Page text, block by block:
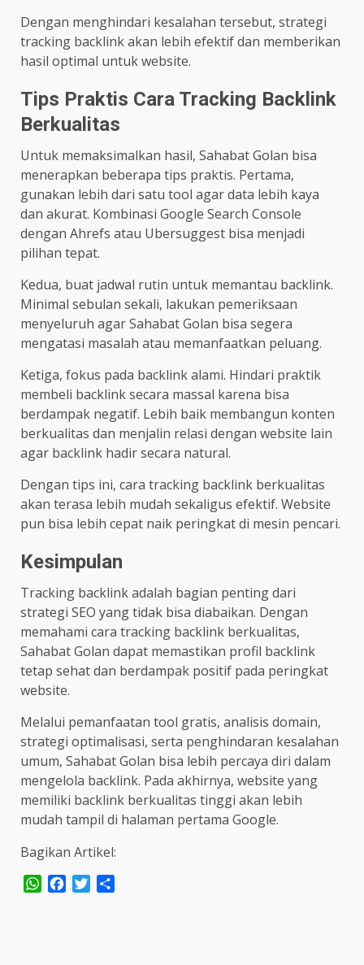
Dengan menghindari kesalahan tersebut, strategi
tracking backlink akan lebih efektif dan memberikan
hasil optimal untuk website.
Tips Praktis Cara Tracking Backlink
Berkualitas
Untuk memaksimalkan hasil, Sahabat Golan bisa
menerapkan beberapa tips praktis. Pertama,
gunakan lebih dari satu tool agar data lebih kaya
dan akurat. Kombinasi Google Search Console
dengan Ahrefs atau Ubersuggest bisa menjadi
pilihan tepat.
Kedua, buat jadwal rutin untuk memantau backlink.
Minimal sebulan sekali, lakukan pemeriksaan
menyeluruh agar Sahabat Golan bisa segera
mengatasi masalah atau memanfaatkan peluang.
Ketiga, fokus pada backlink alami. Hindari praktik
membeli backlink secara massal karena bisa
berdampak negatif. Lebih baik membangun konten
berkualitas dan menjalin relasi dengan website lain
agar backlink hadir secara natural.
Dengan tips ini, cara tracking backlink berkualitas
akan terasa lebih mudah sekaligus efektif. Website
pun bisa lebih cepat naik peringkat di mesin pencari.
Kesimpulan
Tracking backlink adalah bagian penting dari
strategi SEO yang tidak bisa diabaikan. Dengan
memahami cara tracking backlink berkualitas,
Sahabat Golan dapat memastikan profil backlink
tetap sehat dan berdampak positif pada peringkat
website.
Melalui pemanfaatan tool gratis, analisis domain,
strategi optimalisasi, serta penghindaran kesalahan
umum, Sahabat Golan bisa lebih percaya diri dalam
mengelola backlink. Pada akhirnya, website yang
memiliki backlink berkualitas tinggi akan lebih
mudah tampil di halaman pertama Google.
Bagikan Artikel:
WhatsApp
Facebook
Twitter